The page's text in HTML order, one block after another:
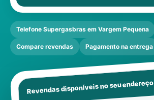
Telefone Supergasbras em Vargem Pequena
Compare revendas Pagamento na entrega
Revendas disponíveis no seu endereço